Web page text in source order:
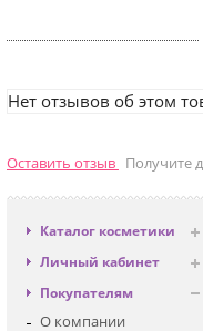
Нет отзывов об этом
Оставить отзыв Получите
Каталог косметики
Антивозрастная
Декоративная
Личный кабинет
Вход
Регистрация
Покупателям
О компании